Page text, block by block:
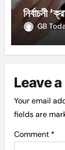
নির্বাচনী
GB
Leave
Your email
fields are
Comment *